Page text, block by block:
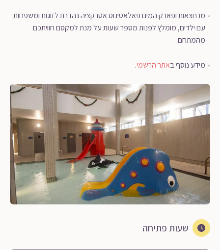
מרחצאות ופארק המים פאלאטינוס אטרקציה נהדרת לזוגות ומשפחות
עם ילדים, מומלץ לפנות מספר שעות על מנת למקסם חוויתכם
מהמתחם.
מידע נוסף באתר הרשמי.
שעות פתיחה